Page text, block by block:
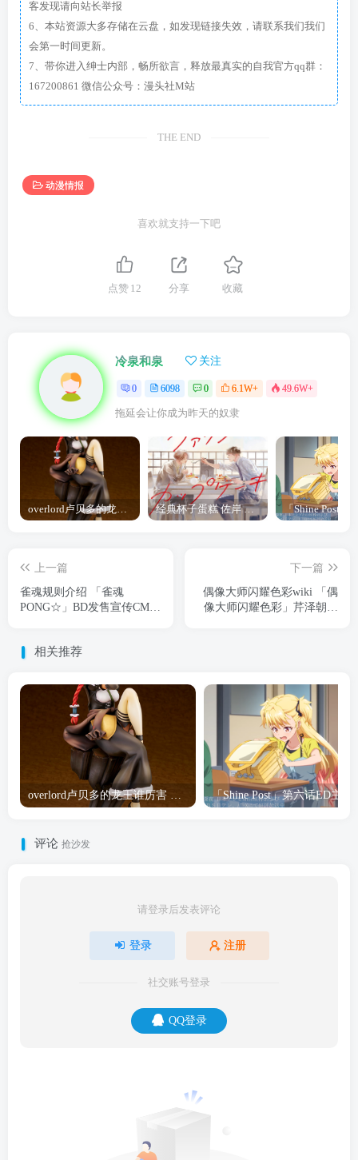
客发现请向站长举报
6、本站资源大多存储在云盘，如发现链接失效，请联系我们我们
会第一时间更新。
7、带你进入绅士内部，畅所欲言，释放最真实的自我官方qq群：
167200861 微信公众号：漫头社M站
THE END
动漫情报
喜欢就支持一下吧
点赞 12 分享 收藏
冷泉和泉 关注
0 6098 0 6.1W+ 49.6W+
拖延会让你成为昨天的奴隶
overlord卢贝多的龙王谁厉害 「Overlord」露普斯蕾琪娜·贝塔手办开订 经典杯子蛋糕 佐岸 漫画「经典杯子蛋糕」宣布真人日剧化
上一篇
雀魂规则介绍 「雀魂
PONG☆」BD发售宣传CM公
下一篇
偶像大师闪耀色彩wiki 「偶
像大师闪耀色彩」芹泽朝日
相关推荐
overlord卢贝多的龙王谁厉害 「Overlord」露普斯蕾琪娜·贝塔手办开订
评论 抢沙发
请登录后发表评论
登录 注册
社交账号登录
QQ登录